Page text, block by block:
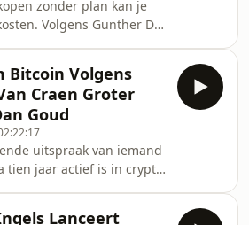
de massa ze ontdekt,
mining de allereerste
wereld gaat creëren, en
waarheid achter zijn
zonder plan kan je
Volgens Gunther De
en pas daarna nadenken
cashflow, fiscaliteit,
doel van de
is ondernemer,
auteur en
Experts in Vastgoed. Hij
de jaren een
vastgoedpatri
Bitcoin Volgens
Craen Groter
Goud
uitspraak van iemand
tien jaar actief is in crypto:
Lanceert